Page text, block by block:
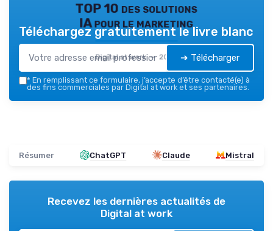
TOP 10 des solutions
IA pour le marketing
Digital at work — 2026
Téléchargez gratuitement le livre blanc
➔ Télécharger
* En remplissant ce formulaire, j’accepte d’être contacté(e) à
des fins commerciales par Digital at work et ses partenaires.
Résumer ChatGPT Claude Mistral
Recevez les dernières actualités de
Digital at work